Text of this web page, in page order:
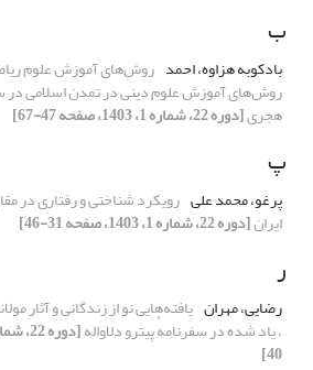
ب
بادکوبه هزاوه، احمد روش‌های آموزش علوم
روش‌های آموزش علوم دینی در تمدن اسلامی در
هجری[دوره 22، شماره 1، 1403، صفحه 47-67]
پ
پرغو، محمد علی رویکرد شناختی و رفتاری در
ایران[دوره 22، شماره 1، 1403، صفحه 31-46]
ر
رضایی، مهران یافته‌هایی نو از زندگانی و آثار
، یاد شده در سفرنامهٔ پیترو دلاواله
40]